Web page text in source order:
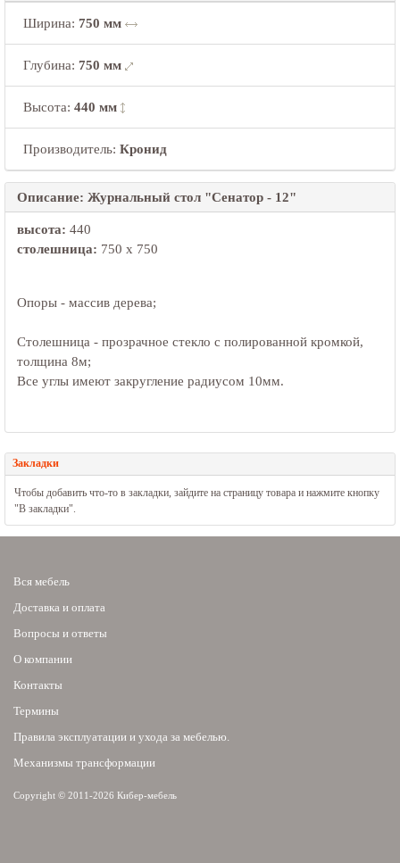
Ширина: 750 мм
Глубина: 750 мм
Высота: 440 мм
Производитель: Кронид
Описание: Журнальный стол "Сенатор - 12"
высота: 440
столешница: 750 х 750
Опоры - массив дерева;
Столешница - прозрачное стекло с полированной кромкой,
толщина 8м;
Все углы имеют закругление радиусом 10мм.
Закладки
Чтобы добавить что-то в закладки, зайдите на страницу товара и нажмите кнопку
"В закладки".
Вся мебель
Доставка и оплата
Вопросы и ответы
О компании
Контакты
Термины
Правила эксплуатации и ухода за мебелью.
Механизмы трансформации
Copyright © 2011-2026 Кибер-мебель